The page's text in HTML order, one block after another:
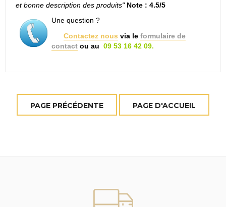
et bonne description des produits" Note : 4.5/5
Une question ?
Contactez nous via le formulaire de
contact ou au 09 53 16 42 09.